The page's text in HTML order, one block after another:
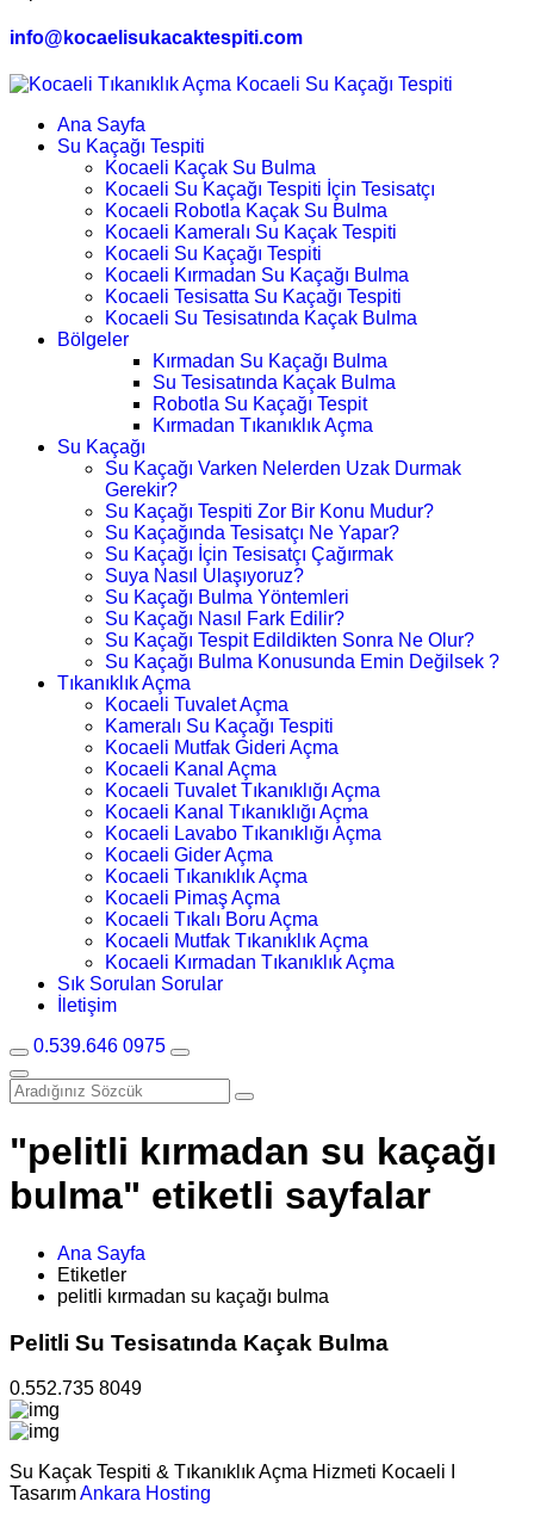
info@kocaelisukacaktespiti.com
Ana Sayfa
Su Kaçağı Tespiti
Kocaeli Kaçak Su Bulma
Kocaeli Su Kaçağı Tespiti İçin Tesisatçı
Kocaeli Robotla Kaçak Su Bulma
Kocaeli Kameralı Su Kaçak Tespiti
Kocaeli Su Kaçağı Tespiti
Kocaeli Kırmadan Su Kaçağı Bulma
Kocaeli Tesisatta Su Kaçağı Tespiti
Kocaeli Su Tesisatında Kaçak Bulma
Bölgeler
Kırmadan Su Kaçağı Bulma
Su Tesisatında Kaçak Bulma
Robotla Su Kaçağı Tespit
Kırmadan Tıkanıklık Açma
Su Kaçağı
Su Kaçağı Varken Nelerden Uzak Durmak
Gerekir?
Su Kaçağı Tespiti Zor Bir Konu Mudur?
Su Kaçağında Tesisatçı Ne Yapar?
Su Kaçağı İçin Tesisatçı Çağırmak
Suya Nasıl Ulaşıyoruz?
Su Kaçağı Bulma Yöntemleri
Su Kaçağı Nasıl Fark Edilir?
Su Kaçağı Tespit Edildikten Sonra Ne Olur?
Su Kaçağı Bulma Konusunda Emin Değilsek ?
Tıkanıklık Açma
Kocaeli Tuvalet Açma
Kameralı Su Kaçağı Tespiti
Kocaeli Mutfak Gideri Açma
Kocaeli Kanal Açma
Kocaeli Tuvalet Tıkanıklığı Açma
Kocaeli Kanal Tıkanıklığı Açma
Kocaeli Lavabo Tıkanıklığı Açma
Kocaeli Gider Açma
Kocaeli Tıkanıklık Açma
Kocaeli Pimaş Açma
Kocaeli Tıkalı Boru Açma
Kocaeli Mutfak Tıkanıklık Açma
Kocaeli Kırmadan Tıkanıklık Açma
Sık Sorulan Sorular
İletişim
0.539.646 0975
"pelitli kırmadan su kaçağı
bulma" etiketli sayfalar
Ana Sayfa
Etiketler
pelitli kırmadan su kaçağı bulma
Pelitli Su Tesisatında Kaçak Bulma
0.552.735 8049
Su Kaçak Tespiti & Tıkanıklık Açma Hizmeti Kocaeli I
TasarımAnkara Hosting